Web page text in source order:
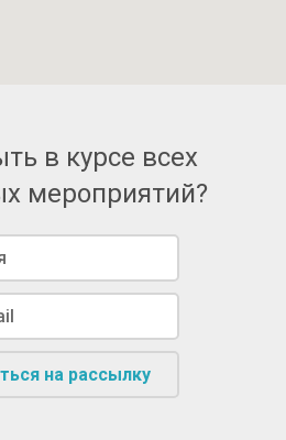
в курсе всех
мероприятий?
на рассылку